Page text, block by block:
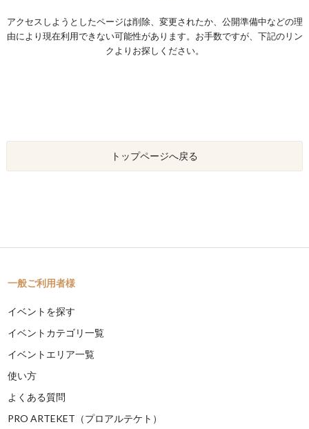
アクセスしようとしたページは削除、変更されたか、公開準備中などの理
由により現在利用できない可能性があります。お手数ですが、下記のリン
クよりお探しください。
トップページへ戻る
一般ご利用者様
イベントを探す
イベントカテゴリ一覧
イベントエリア一覧
使い方
よくある質問
PRO ARTEKET（プロアルテケト）